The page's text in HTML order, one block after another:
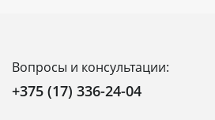
Вопросы и консультации:
+375 (17) 336-24-04